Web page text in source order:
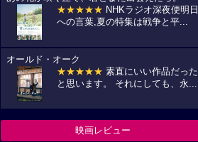
★★★★★ NHKラジオ深夜便明日
への言葉,夏の特集は戦争と平...
オールド・オーク
★★★★★ 素直にいい作品だった
と思います。 それにしても、永...
映画レビュー